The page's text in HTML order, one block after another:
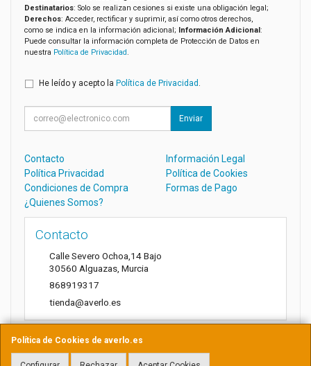
Política de Cookies de averlo.es
Destinatarios: Solo se realizan cesiones si existe una obligación legal;
Derechos: Acceder, rectificar y suprimir, así como otros derechos,
como se indica en la información adicional;
Información Adicional :
Puede consultar la información completa de Protección de Datos en
nuestra Política de Privacidad .
He leído y acepto la Política de Privacidad
Enviar
Contacto
Información Legal
Política Privacidad
Política de Cookies
Condiciones de Compra
Formas de Pago
¿Quienes Somos?
Contacto
Calle Severo Ochoa,14 Bajo
30560 Alguazas Murcia
868919317
tienda@averlo.es
Horario